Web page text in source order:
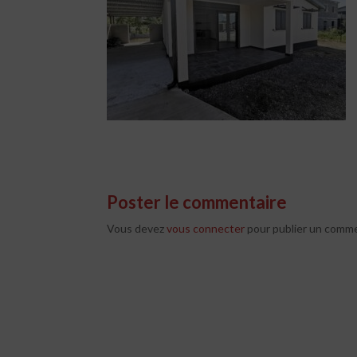
Poster le commentaire
Vous devezvous connecter pour publier un